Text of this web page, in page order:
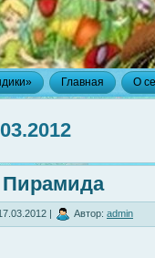
Главная О
Пирамида
| Автор: admin